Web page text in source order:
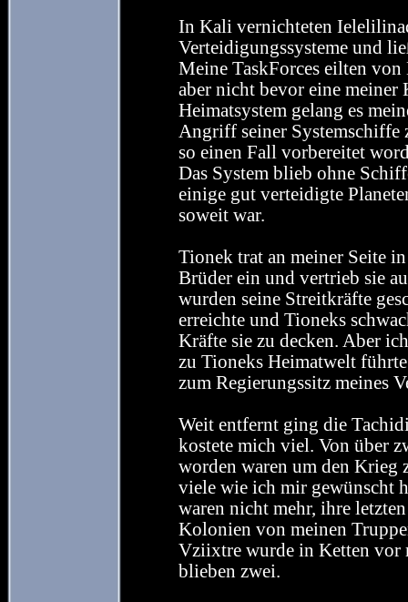
In Kali vernichteten
Verteidigungssysteme und
Meine TaskForces eilten
aber nicht bevor eine meiner
Heimatsystem gelang es
Angriff seiner Systemschiffe
so einen Fall vorbereitet
Das System blieb ohne
einige gut verteidigte
soweit war.
Tionek trat an meiner Seite
Brüder ein und vertrieb sie
wurden seine Streitkräfte
erreichte und Tioneks
Kräfte sie zu decken. Aber
zu Tioneks Heimatwelt
zum Regierungssitz meines
Weit entfernt ging die
kostete mich viel. Von über
worden waren um den Krieg
viele wie ich mir gewünscht
waren nicht mehr, ihre
Kolonien von meinen
Vziixtre wurde in Ketten vor
blieben zwei.